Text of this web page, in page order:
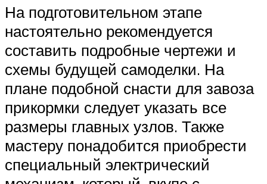
На подготовительном этапе
настоятельно рекомендуется
составить подробные чертежи и
схемы будущей самоделки. На
плане подобной снасти для завоза
прикормки следует указать все
размеры главных узлов. Также
мастеру понадобится приобрести
специальный электрический